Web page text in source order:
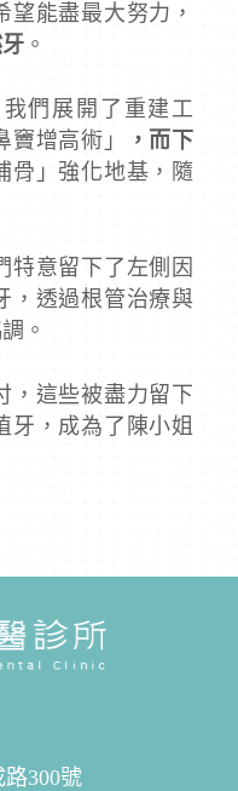
能盡最大努力，
。
們展開了重建工
增高術」
，而下
骨」強化地基，隨
特意留下了左側因
，透過根管治療與
。
，這些被盡力留下
牙，成為了陳小姐
300號